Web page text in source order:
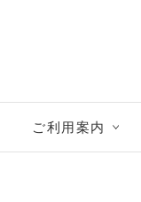
ご利用案内